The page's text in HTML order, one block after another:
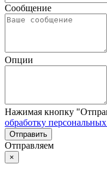
Сообщение
Опции
Нажимая кнопку
обработку
Отправляем
×